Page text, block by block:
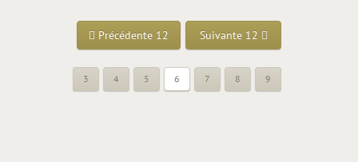
Précédente 12 Suivante 12
3 4 5 6 7 8 9